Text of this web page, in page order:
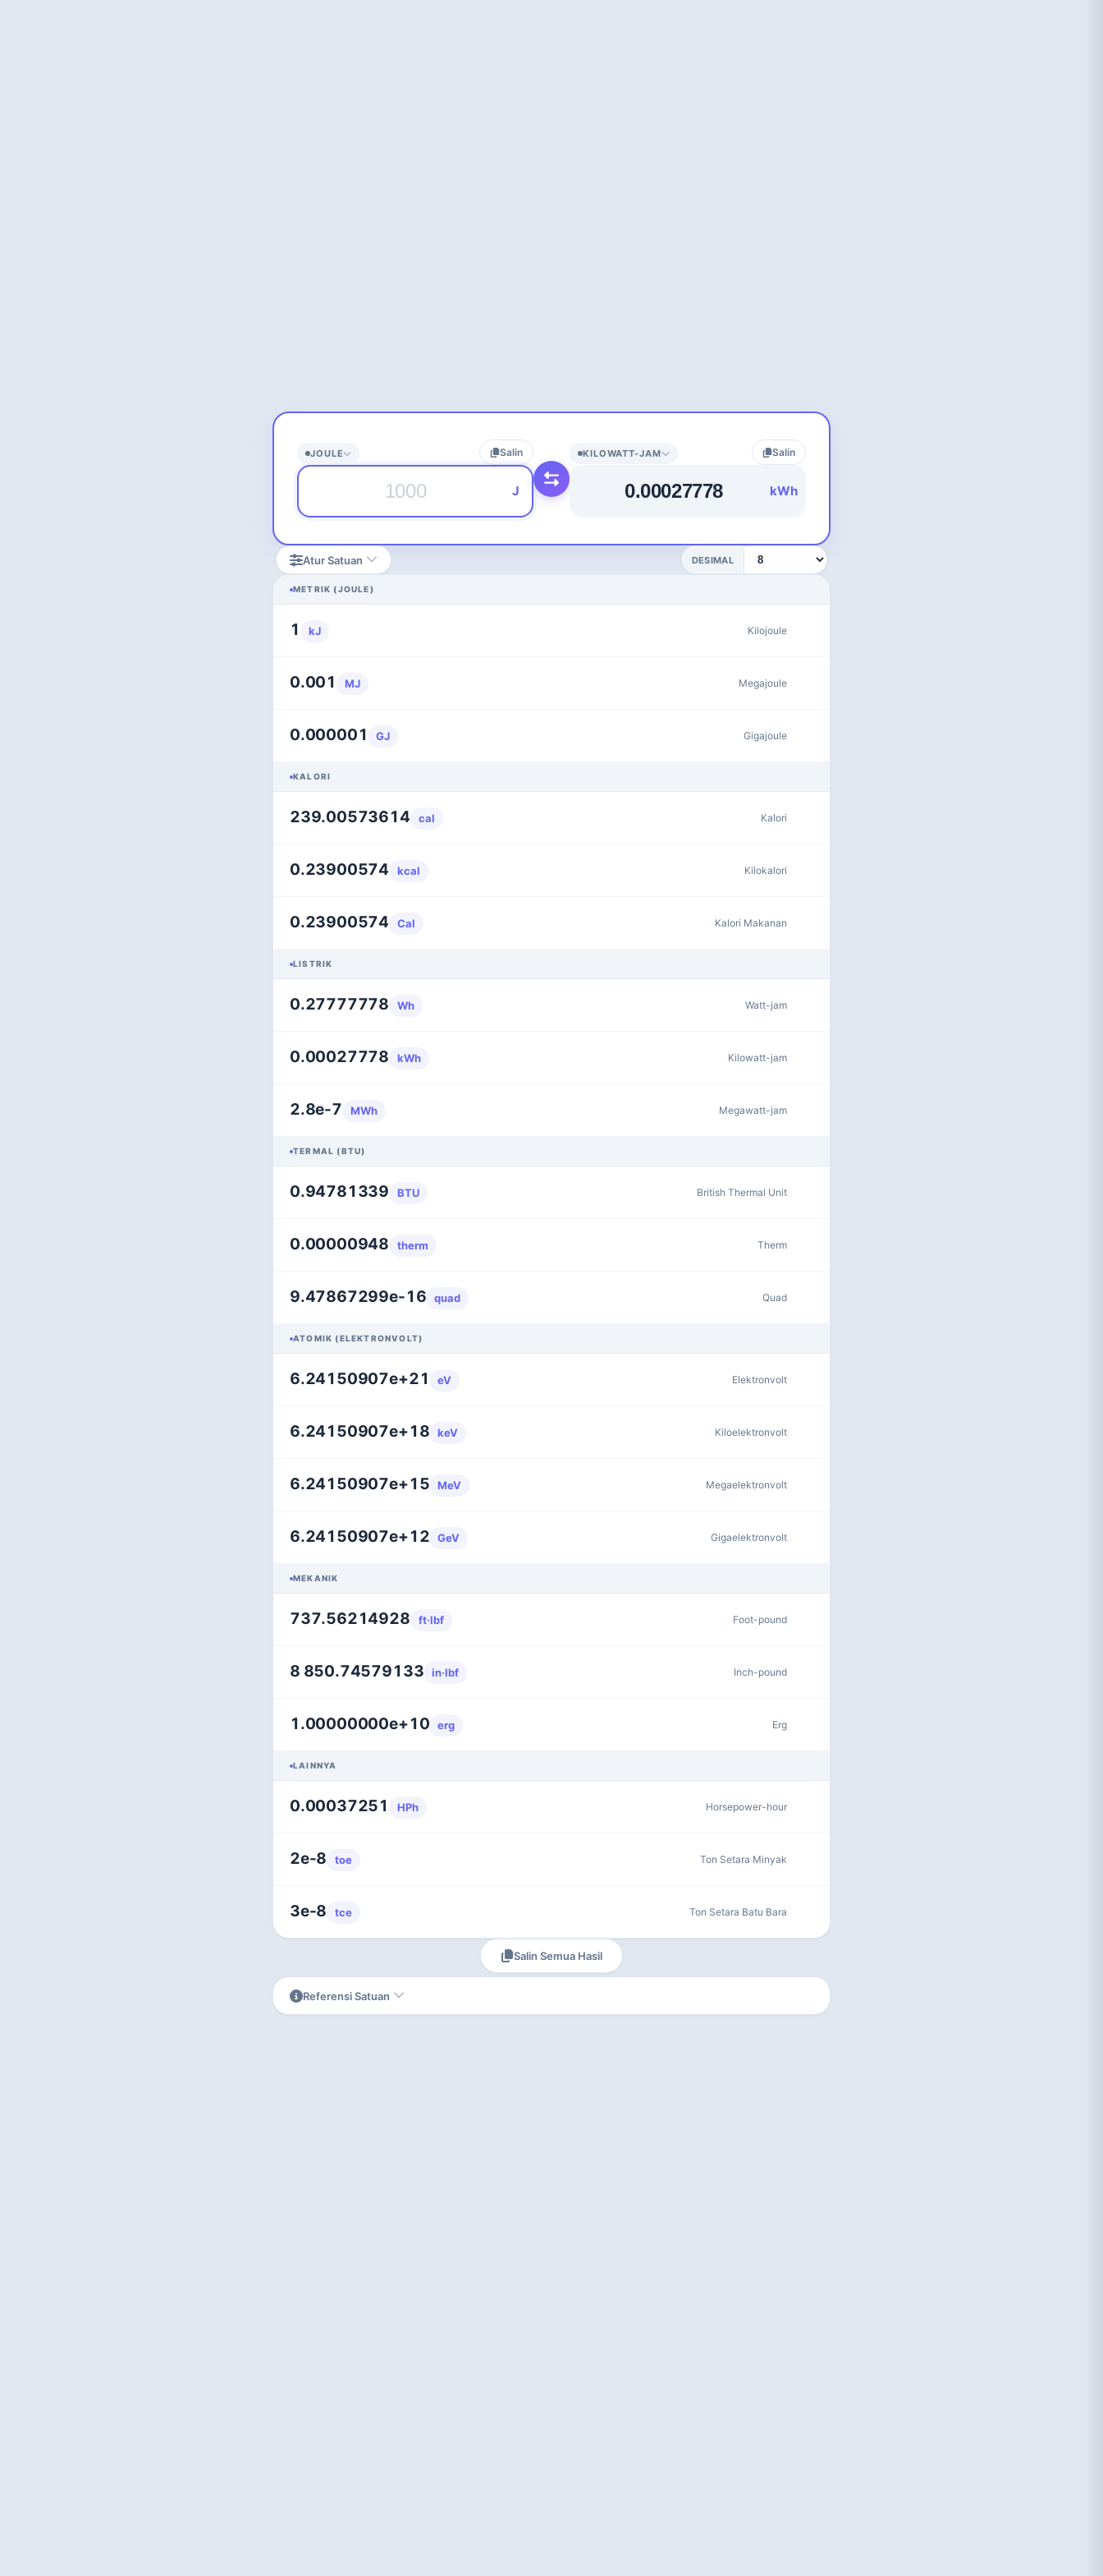
JOULE Salin
J
KILOWATT-JAM Salin
kWh
Atur Satuan DESIMAL
METRIK (JOULE)
1 kJ Kilojoule
0.001 MJ Megajoule
0.000001 GJ Gigajoule
KALORI
239.00573614 cal Kalori
0.23900574 kcal Kilokalori
0.23900574 Cal Kalori Makanan
LISTRIK
0.27777778 Wh Watt-jam
0.00027778 kWh Kilowatt-jam
2.8e-7 MWh Megawatt-jam
TERMAL (BTU)
0.94781339 BTU British Thermal Unit
0.00000948 therm Therm
9.47867299e-16 quad Quad
ATOMIK (ELEKTRONVOLT)
6.24150907e+21 eV Elektronvolt
6.24150907e+18 keV Kiloelektronvolt
6.24150907e+15 MeV Megaelektronvolt
6.24150907e+12 GeV Gigaelektronvolt
MEKANIK
737.56214928 ft·lbf Foot-pound
8 850.74579133 in·lbf Inch-pound
1.00000000e+10 erg Erg
LAINNYA
0.00037251 HPh Horsepower-hour
2e-8 toe Ton Setara Minyak
3e-8 tce Ton Setara Batu Bara
Salin Semua Hasil
Referensi Satuan